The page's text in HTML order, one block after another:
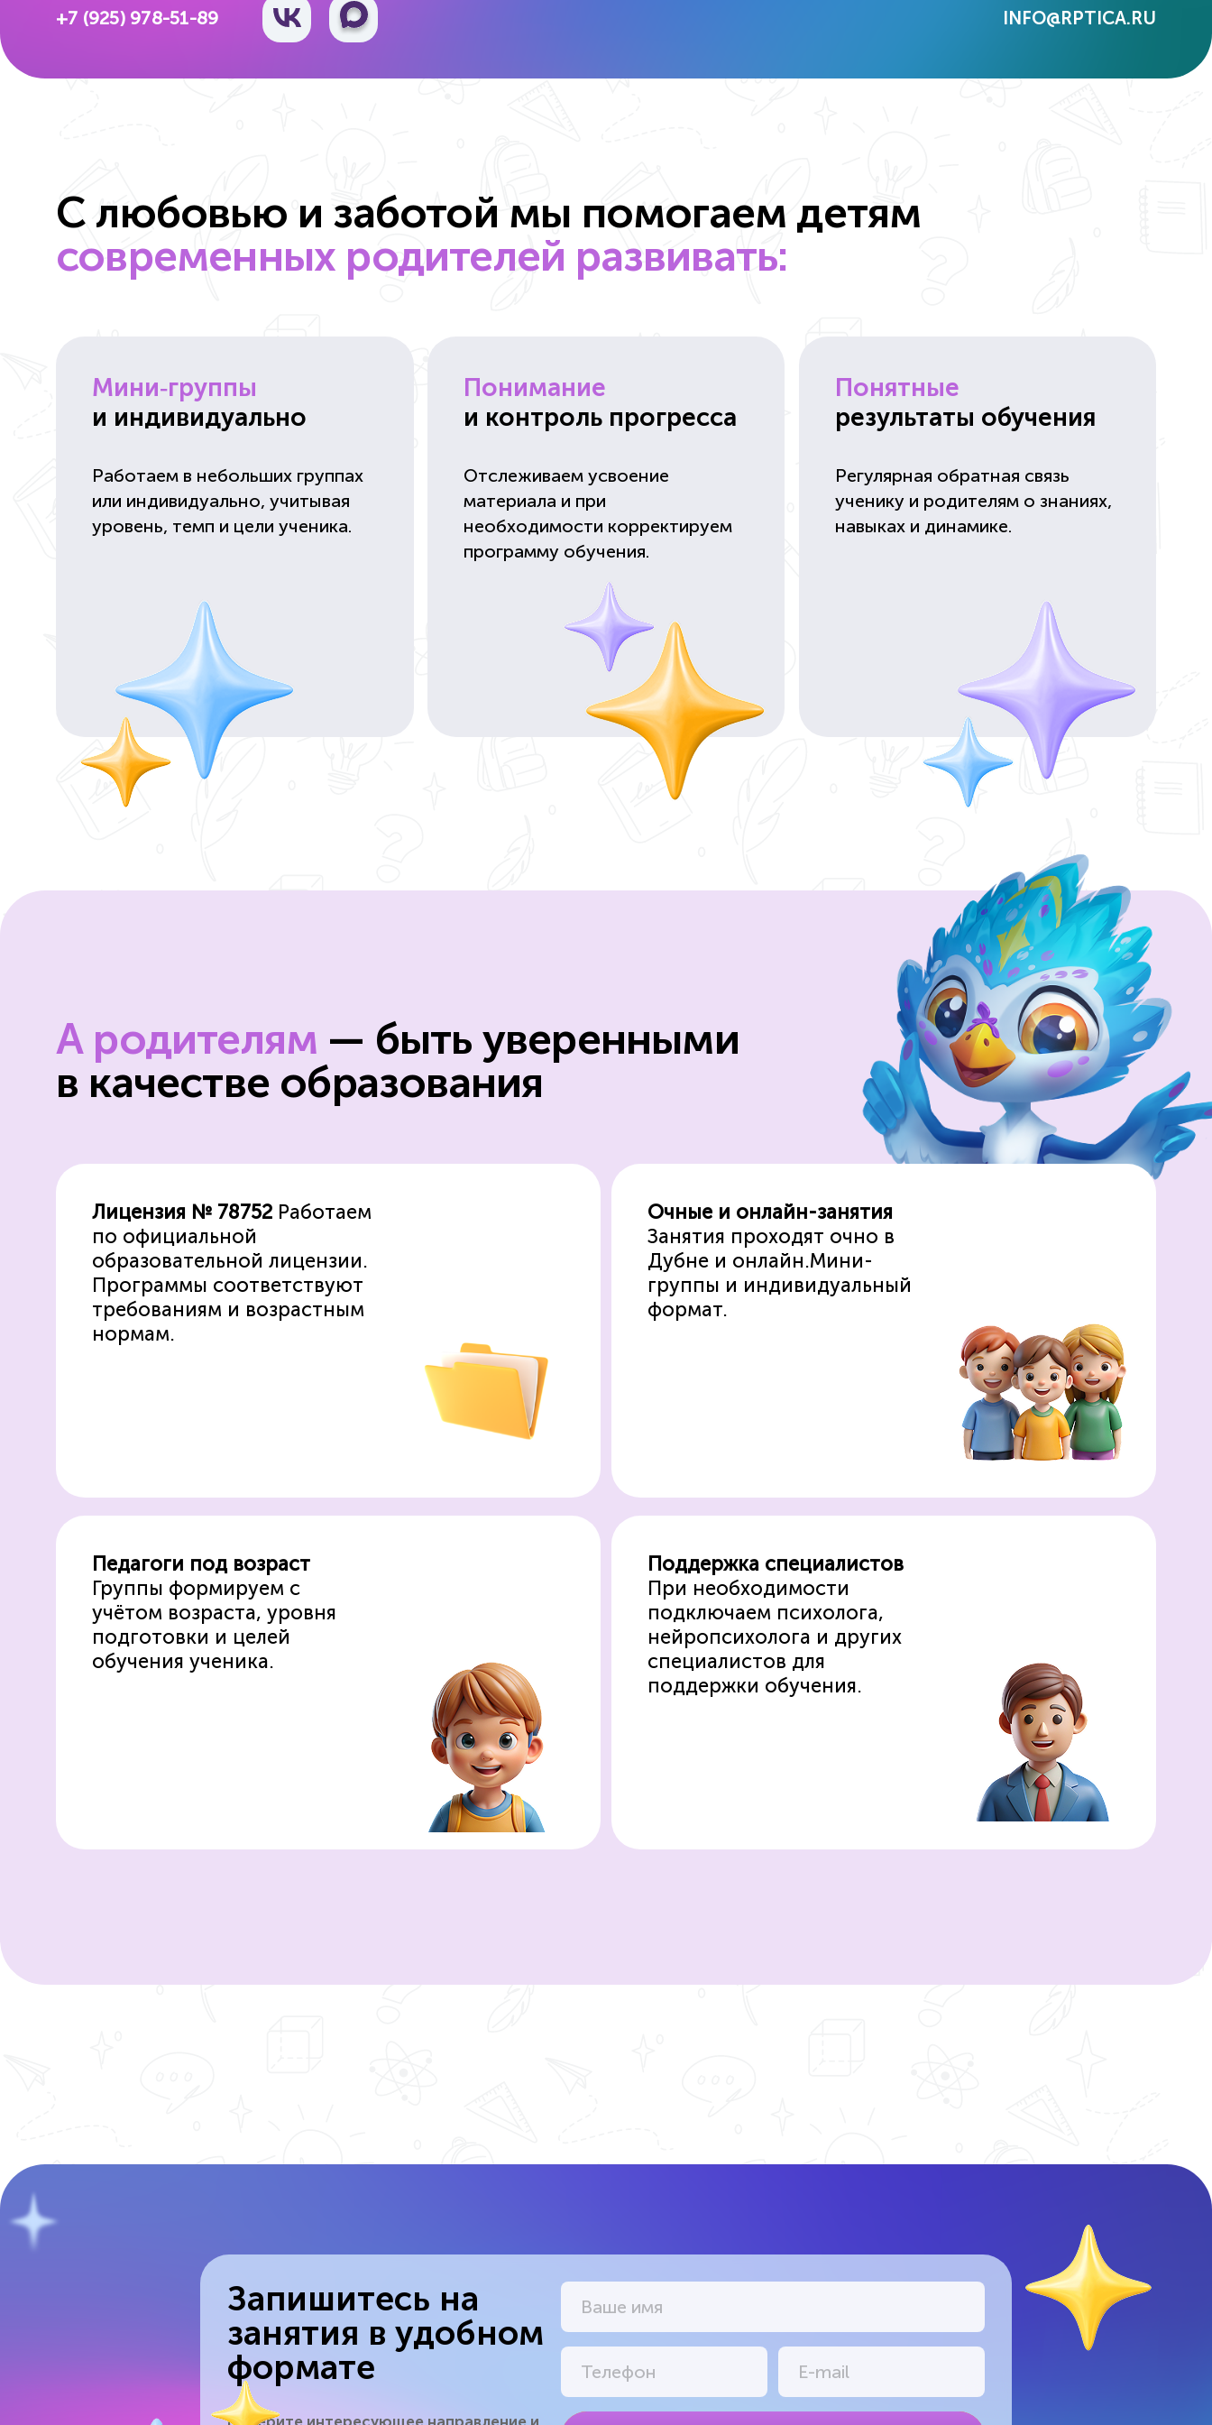
+7 (925) 978-51-89 INFO@RPTICA.RU
С любовью и заботой мы помогаем детям
современных родителей развивать:
Мини‑группы
и индивидуально
Работаем в небольших группах
или индивидуально, учитывая
уровень, темп и цели ученика.
Понимание
и контроль прогресса
Отслеживаем усвоение
материала и при
необходимости корректируем
программу обучения.
Понятные
результаты обучения
Регулярная обратная связь
ученику и родителям о знаниях,
навыках и динамике.
А родителям — быть уверенными
в качестве образования
Лицензия № 78752 Работаем
по официальной
образовательной лицензии.
Программы соответствуют
требованиям и возрастным
нормам.
Очные и онлайн-занятия
Занятия проходят очно в
Дубне и онлайн.Мини-
группы и индивидуальный
формат.
Педагоги под возраст
Группы формируем с
учётом возраста, уровня
подготовки и целей
обучения ученика.
Поддержка специалистов
При необходимости
подключаем психолога,
нейропсихолога и других
специалистов для
поддержки обучения.
Запишитесь на
занятия в удобном
формате
Выберите интересующее направление и